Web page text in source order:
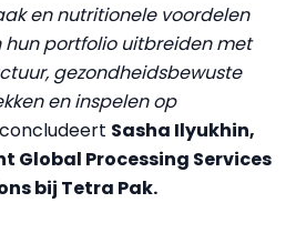
en nutritionele voordelen
portfolio uitbreiden met
gezondheidsbewuste
en inspelen op
concludeert Sasha Ilyukhin,
Global Processing Services
bij Tetra Pak.